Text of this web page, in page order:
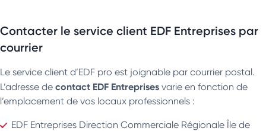
Contacter le service client EDF Entreprises par
courrier
Le service client d’EDF pro est joignable par courrier postal.
L’adresse de contact EDF Entreprises varie en fonction de
l’emplacement de vos locaux professionnels :
EDF Entreprises Direction Commerciale Régionale Île de